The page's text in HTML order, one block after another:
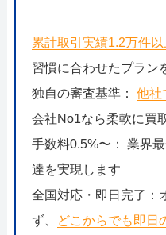
累計取引実績1.2万件以
習慣に合わせたプラン
独自の審査基準： 他社
会社No1なら柔軟に買
手数料0.5%〜： 業界
達を実現します
全国対応・即日完了：
ず、
どこからでも即日